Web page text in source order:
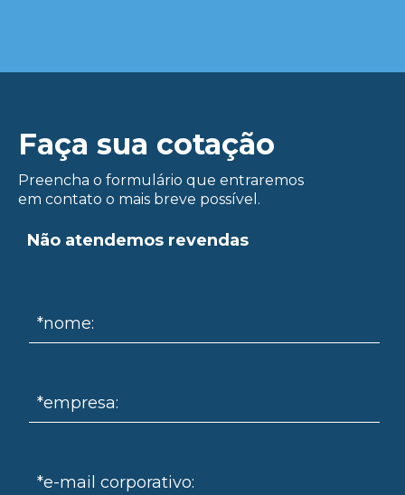
Faça sua cotação
Preencha o formulário que entraremos
em contato o mais breve possível.
Não atendemos revendas
*nome:
*empresa:
*e-mail corporativo: